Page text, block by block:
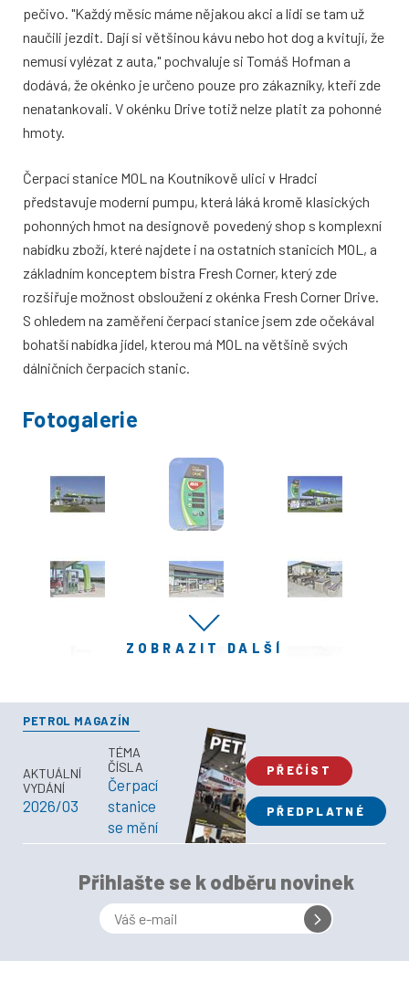
pečivo. "Každý měsíc máme nějakou akci a lidi se tam už
naučili jezdit. Dají si většinou kávu nebo hot dog a kvitují, že
nemusí vylézat z auta," pochvaluje si Tomáš Hofman a
dodává, že okénko je určeno pouze pro zákazníky, kteří zde
nenatankovali. V okénku Drive totiž nelze platit za pohonné
hmoty.
Čerpací stanice MOL na Koutníkově ulici v Hradci
představuje moderní pumpu, která láká kromě klasických
pohonných hmot na designově povedený shop s komplexní
nabídku zboží, které najdete i na ostatních stanicích MOL, a
základním konceptem bistra Fresh Corner, který zde
rozšiřuje možnost obsloužení z okénka Fresh Corner Drive.
S ohledem na zaměření čerpací stanice jsem zde očekával
bohatší nabídka jídel, kterou má MOL na většině svých
dálničních čerpacích stanic.
Fotogalerie
ZOBRAZIT DALŠÍ
PETROL MAGAZÍN
AKTUÁLNÍ
VYDÁNÍ
2026/03
TÉMA
ČÍSLA
Čerpací
stanice
se mění
PŘEČÍST
PŘEDPLATNÉ
Přihlašte se k odběru novinek